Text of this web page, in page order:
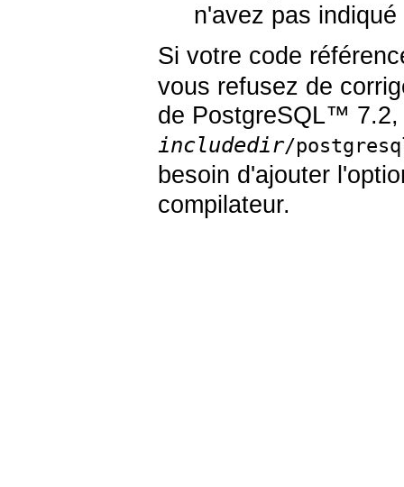
n'avez pas
Si votre code
vous refusez de
de PostgreSQL™ 7.2,
includedir/
besoin d'ajouter
compilateur.